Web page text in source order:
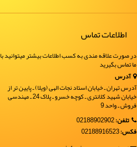
اطلاعات تماس
در صورت علاقه مندی به کسب اطلاعات بیشتر میتوانید با
ما تماس بگیرید
آدرس
آدرس تهران ـ خیابان استاد نجات الهی (ویلا) ـ پایین تر از
خیابان شهید کلانتری ـ کوچه خسرو ـ پلاک 24 ـ مهندسی
فروش ـ واحد 9
تلفن:02188902902
فکس:02188916523